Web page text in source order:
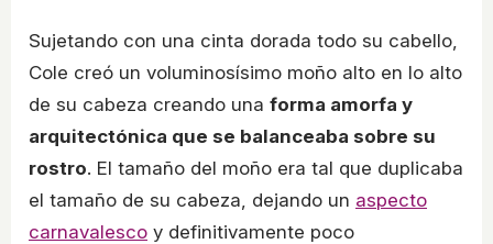
Sujetando con una cinta dorada todo su cabello,
Cole creó un voluminosísimo moño alto en lo alto
de su cabeza creando una forma amorfa y
arquitectónica que se balanceaba sobre su
rostro. El tamaño del moño era tal que duplicaba
el tamaño de su cabeza, dejando un aspecto
carnavalesco y definitivamente poco